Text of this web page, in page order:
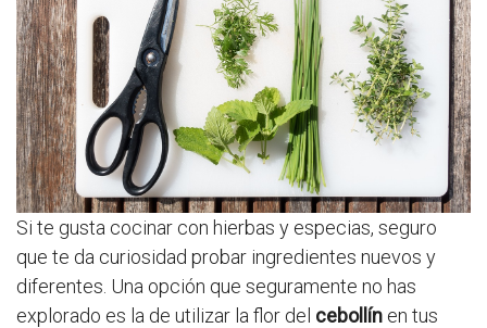
Si te gusta cocinar con hierbas y especias, seguro
que te da curiosidad probar ingredientes nuevos y
diferentes. Una opción que seguramente no has
explorado es la de utilizar la flor del cebollín en tus